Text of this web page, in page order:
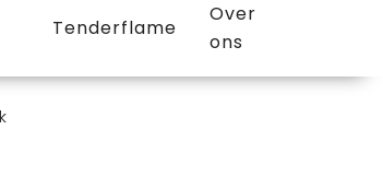
Tenderflame
Over
ons